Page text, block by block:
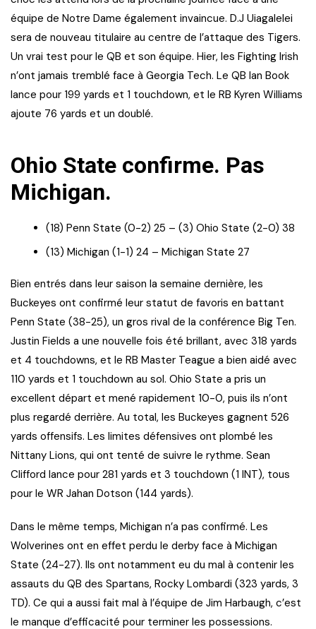
équipe de Notre Dame également invaincue. D.J Uiagalelei
sera de nouveau titulaire au centre de l’attaque des Tigers.
Un vrai test pour le QB et son équipe. Hier, les Fighting Irish
n’ont jamais tremblé face à Georgia Tech. Le QB Ian Book
lance pour 199 yards et 1 touchdown, et le RB Kyren Williams
ajoute 76 yards et un doublé.
Ohio State confirme. Pas
Michigan.
(18) Penn State (0-2) 25 – (3) Ohio State (2-0) 38
(13) Michigan (1-1) 24 – Michigan State 27
Bien entrés dans leur saison la semaine dernière, les
Buckeyes ont confirmé leur statut de favoris en battant
Penn State (38-25), un gros rival de la conférence Big Ten.
Justin Fields a une nouvelle fois été brillant, avec 318 yards
et 4 touchdowns, et le RB Master Teague a bien aidé avec
110 yards et 1 touchdown au sol. Ohio State a pris un
excellent départ et mené rapidement 10-0, puis ils n’ont
plus regardé derrière. Au total, les Buckeyes gagnent 526
yards offensifs. Les limites défensives ont plombé les
Nittany Lions, qui ont tenté de suivre le rythme. Sean
Clifford lance pour 281 yards et 3 touchdown (1 INT), tous
pour le WR Jahan Dotson (144 yards).
Dans le même temps, Michigan n’a pas confirmé. Les
Wolverines ont en effet perdu le derby face à Michigan
State (24-27). Ils ont notamment eu du mal à contenir les
assauts du QB des Spartans, Rocky Lombardi (323 yards, 3
TD). Ce qui a aussi fait mal à l’équipe de Jim Harbaugh, c’est
le manque d’efficacité pour terminer les possessions.